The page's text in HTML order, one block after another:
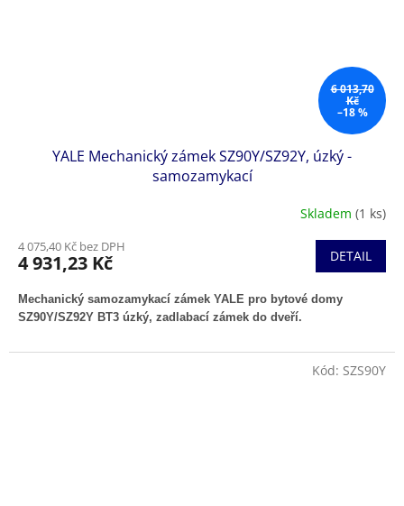
6 013,70
Kč
–18 %
YALE Mechanický zámek SZ90Y/SZ92Y, úzký -
samozamykací
Skladem (1 ks)
4 075,40 Kč bez DPH
4 931,23 Kč DETAIL
Mechanický samozamykací zámek YALE pro bytové domy
SZ90Y/SZ92Y BT3 úzký, zadlabací zámek do dveří.
Kód: SZS90Y